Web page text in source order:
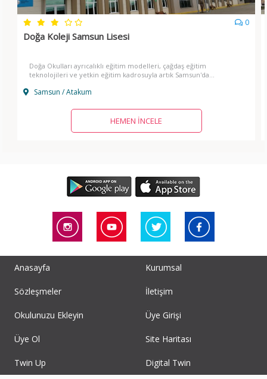
0
Doğa Koleji Samsun Lisesi
Doğa Okulları ayrıcalıklı eğitim modelleri, çağdaş eğitim
teknolojileri ve yetkin eğitim kadrosuyla artık Samsun'da...
Samsun / Atakum
HEMEN İNCELE
Anasayfa Kurumsal
Sözleşmeler İletişim
Okulunuzu Ekleyin Üye Girişi
Üye Ol Site Haritası
Twin Up Digital Twin